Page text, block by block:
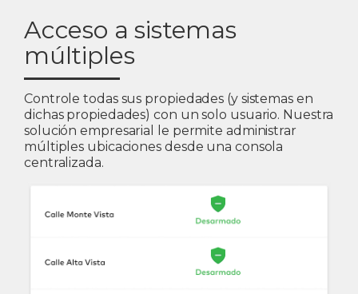
Acceso a sistemas
múltiples
Controle todas sus propiedades (y sistemas en
dichas propiedades) con un solo usuario. Nuestra
solución empresarial le permite administrar
múltiples ubicaciones desde una consola
centralizada.